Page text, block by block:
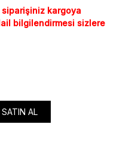
siparişiniz kargoya
bilgilendirmesi sizlere
SATIN AL